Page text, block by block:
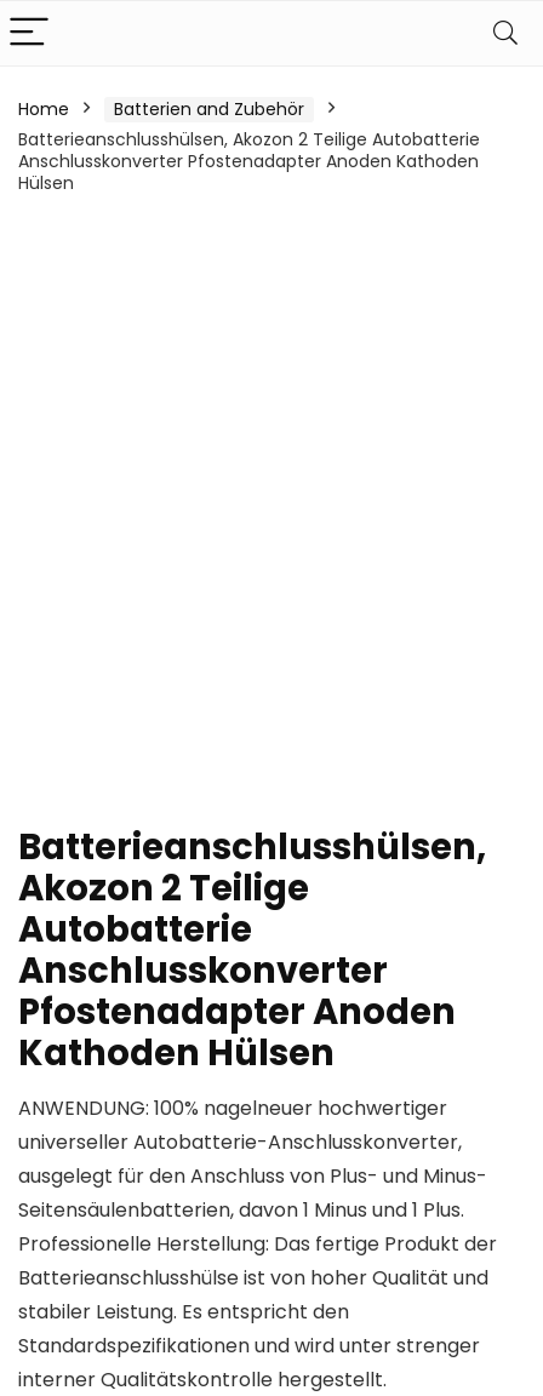
Home
Batterien and Zubehör
Batterieanschlusshülsen, Akozon 2 Teilige Autobatterie
Anschlusskonverter Pfostenadapter Anoden Kathoden
Hülsen
Batterieanschlusshülsen,
Akozon 2 Teilige
Autobatterie
Anschlusskonverter
Pfostenadapter Anoden
Kathoden Hülsen
ANWENDUNG: 100% nagelneuer hochwertiger
universeller Autobatterie-Anschlusskonverter,
ausgelegt für den Anschluss von Plus- und Minus-
Seitensäulenbatterien, davon 1 Minus und 1 Plus.
Professionelle Herstellung: Das fertige Produkt der
Batterieanschlusshülse ist von hoher Qualität und
stabiler Leistung. Es entspricht den
Standardspezifikationen und wird unter strenger
interner Qualitätskontrolle hergestellt.